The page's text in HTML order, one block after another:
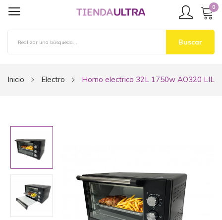
0
Buscar
Inicio Electro Horno electrico 32L 1750w AO320 LIL